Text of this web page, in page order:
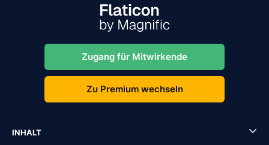
Zugang für Mitwirkende
Zu Premium wechseln
INHALT